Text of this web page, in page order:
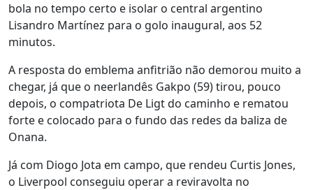
bola no tempo certo e isolar o central argentino
Lisandro Martínez para o golo inaugural, aos 52
minutos.
A resposta do emblema anfitrião não demorou muito a
chegar, já que o neerlandês Gakpo (59) tirou, pouco
depois, o compatriota De Ligt do caminho e rematou
forte e colocado para o fundo das redes da baliza de
Onana.
Já com Diogo Jota em campo, que rendeu Curtis Jones,
o Liverpool conseguiu operar a reviravolta no